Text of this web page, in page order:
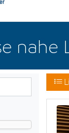
nahe